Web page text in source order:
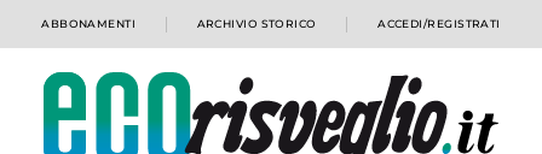
ABBONAMENTI ARCHIVIO STORICO ACCEDI/REGISTRATI